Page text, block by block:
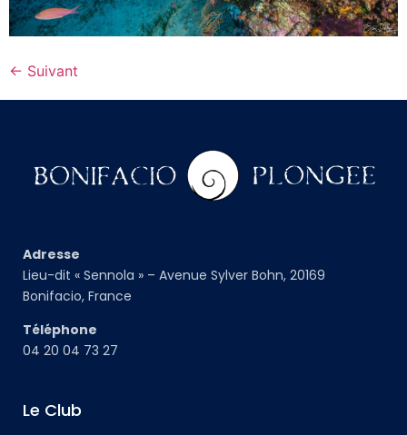
← Suivant
Adresse
Lieu-dit « Sennola » – Avenue Sylver Bohn, 20169
Bonifacio, France
Téléphone
04 20 04 73 27
Le Club